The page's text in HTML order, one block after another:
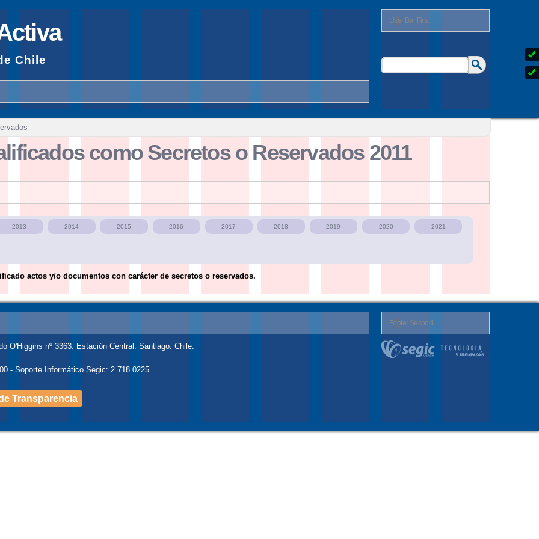
Chile
User Bar First
Formulario
búsqueda
Buscar
como Secretos o Reservados 2011
2013 2014 2015 2016 2017 2018 2019 2020 2021
actos y/o documentos con carácter de secretos o reservados.
O'Higgins nº 3363. Estación Central. Santiago. Chile.
- Soporte Informático Segic: 2 718 0225
Transparencia
Footer Second